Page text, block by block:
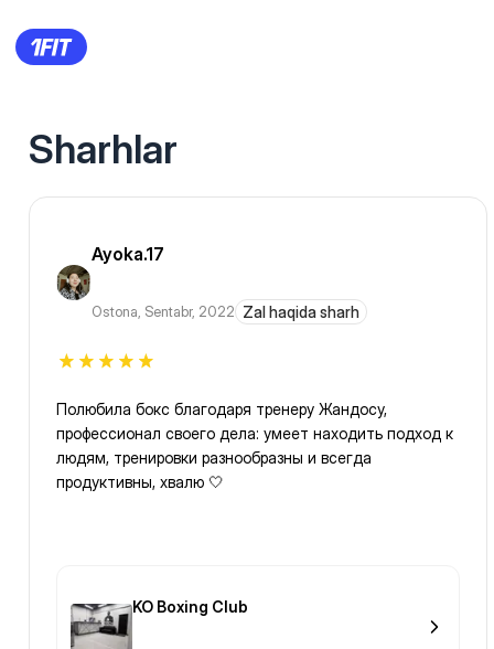
Sharhlar
Ayoka.17
Ostona, Sentabr, 2022 Zal haqida sharh
Полюбила бокс благодаря тренеру Жандосу,
профессионал своего дела: умеет находить подход к
людям, тренировки разнообразны и всегда
продуктивны, хвалю 🤍
KO Boxing Club